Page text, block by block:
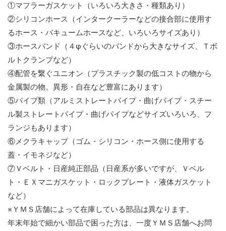
①マフラーガスケット（いろいろ大きさ・種類あり）
②シリコンホース（インタークーラーなどの接合部に使用す
るホース・バキュームホースなど、いろいろサイズあり）
③ホースバンド（４φぐらいのバンドから大きなサイズ、Ｔボ
ルトクランプなど）
④配管を繋ぐユニオン（プラスチック製の低コストの物から
金属製の物。異形・自在など豊富にあります）
⑤パイプ類（アルミストレートパイプ・曲げパイプ・スチー
ル製ストレートパイプ・曲げパイプなどサイズいろいろ、フ
ランジもあります）
⑥メクラキャップ（ゴム・シリコン・ホース側に使用する
蓋・イモネジなど）
⑦Ｖベルト・日産純正部品（日産系が多いですが、Ｖベル
ト・ＥＸマニガスケット・ロックプレート・液体ガスケット
など）
※ＹＭＳ店舗によって在庫している部品は異なります。
年末年始で細かい部品で困った方は、一度ＹＭＳ店舗へお問